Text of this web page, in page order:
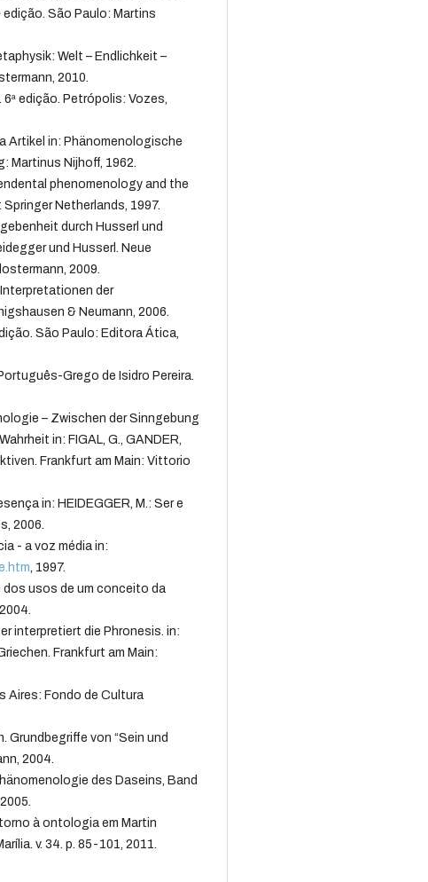
edição. São Paulo: Martins
Welt – Endlichkeit –
2010.
6ª edição. Petrópolis: Vozes,
Artikel in: Phänomenologische
Martinus Nijhoff, 1962.
phenomenology and the
Netherlands, 1997.
durch Husserl und
und Husserl. Neue
2009.
der
& Neumann, 2006.
São Paulo: Editora Ática,
Grego de Isidro Pereira.
– Zwischen der Sinngebung
in: FIGAL, G., GANDER,
Frankfurt am Main: Vittorio
in: HEIDEGGER, M.: Ser e
2006.
- a voz média in:
, 1997.
dos usos de um conceito da
interpretiert die Phronesis. in:
Frankfurt am Main:
Aires: Fondo de Cultura
Grundbegriffe von “Sein und
2004.
des Daseins, Band
à ontologia em Martin
v. 34. p. 85-101, 2011.